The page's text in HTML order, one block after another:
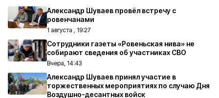
Александр Шуваев провёл встречу с
ровенчанами
1 августа , 19:27
Сотрудники газеты «Ровеньская нива» не
собирают сведения об участниках СВО
Вчера, 14:43
Александр Шуваев принял участие в
торжественных мероприятиях по случаю Дня
Воздушно-десантных войск